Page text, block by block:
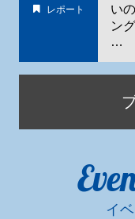
レポート
い
ン
…
イ